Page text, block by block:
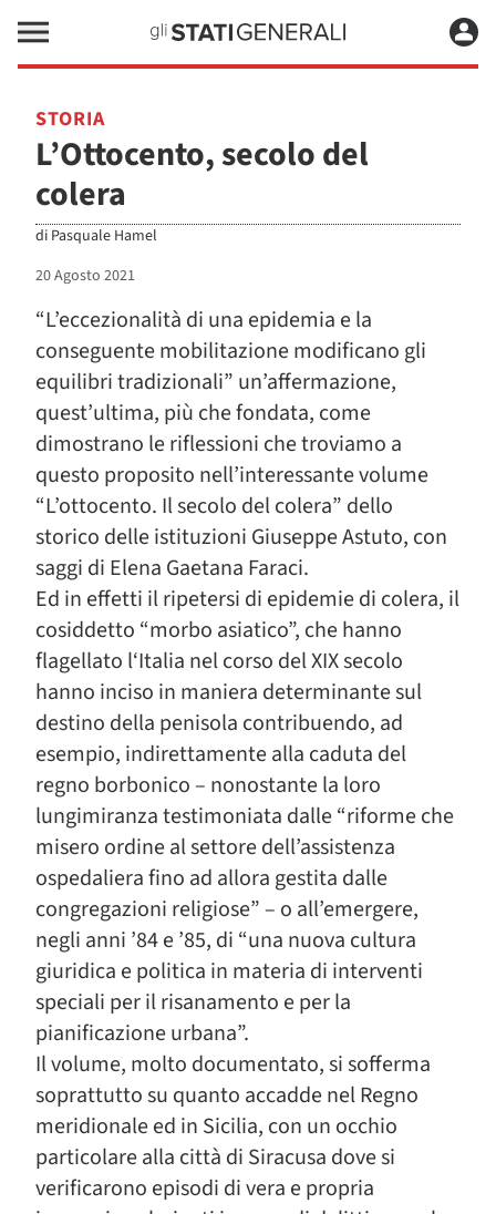
STORIA
L’Ottocento, secolo del
colera
di Pasquale Hamel
20 Agosto 2021
“L’eccezionalità di una epidemia e la
conseguente mobilitazione modificano gli
equilibri tradizionali” un’affermazione,
quest’ultima, più che fondata, come
dimostrano le riflessioni che troviamo a
questo proposito nell’interessante volume
“L’ottocento. Il secolo del colera” dello
storico delle istituzioni Giuseppe Astuto, con
saggi di Elena Gaetana Faraci.
Ed in effetti il ripetersi di epidemie di colera, il
cosiddetto “morbo asiatico”, che hanno
flagellato l‘Italia nel corso del XIX secolo
hanno inciso in maniera determinante sul
destino della penisola contribuendo, ad
esempio, indirettamente alla caduta del
regno borbonico – nonostante la loro
lungimiranza testimoniata dalle “riforme che
misero ordine al settore dell’assistenza
ospedaliera fino ad allora gestita dalle
congregazioni religiose” – o all’emergere,
negli anni ’84 e ’85, di “una nuova cultura
giuridica e politica in materia di interventi
speciali per il risanamento e per la
pianificazione urbana”.
Il volume, molto documentato, si sofferma
soprattutto su quanto accadde nel Regno
meridionale ed in Sicilia, con un occhio
particolare alla città di Siracusa dove si
verificarono episodi di vera e propria